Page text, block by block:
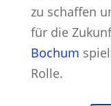
zu schaffen
für die
Bochum
Rolle.